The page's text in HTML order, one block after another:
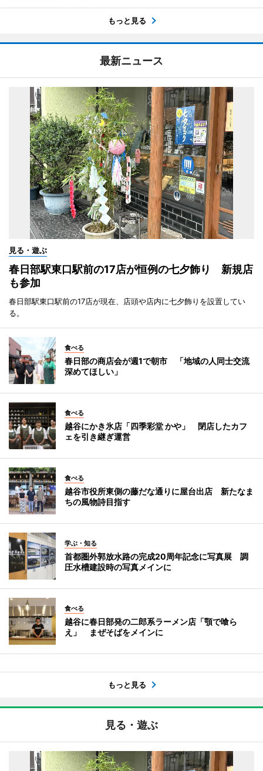
もっと見る
最新ニュース
見る・遊ぶ
春日部駅東口駅前の17店が恒例の七夕飾り 新規店
も参加
春日部駅東口駅前の17店が現在、店頭や店内に七夕飾りを設置してい
る。
食べる
春日部の商店会が週1で朝市 「地域の人同士交流
深めてほしい」
食べる
越谷にかき氷店「四季彩堂 かや」 閉店したカフ
ェを引き継ぎ運営
食べる
越谷市役所東側の藤だな通りに屋台出店 新たなま
ちの風物詩目指す
学ぶ・知る
首都圏外郭放水路の完成20周年記念に写真展 調
圧水槽建設時の写真メインに
食べる
越谷に春日部発の二郎系ラーメン店「顎で喰ら
え」 まぜそばをメインに
もっと見る
見る・遊ぶ